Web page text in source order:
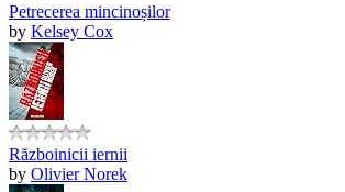
Petrecerea mincinoșilor
by Kelsey Cox
Războinicii iernii
by Olivier Norek